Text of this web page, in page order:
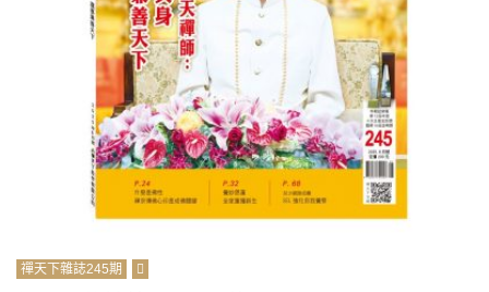
禪天下雜誌245期